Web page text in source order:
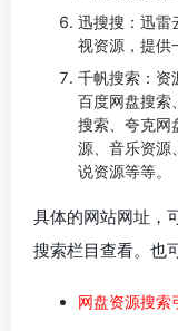
迅搜搜：迅雷
视资源，提供
千帆搜索：资
百度网盘搜索
搜索、夸克网
源、音乐资源
说资源等等。
具体的网站网址，
搜索栏目查看。也
网盘资源搜索